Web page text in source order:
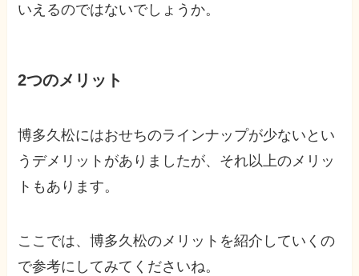
いえるのではないでしょうか。
2つのメリット
博多久松にはおせちのラインナップが少ないとい
うデメリットがありましたが、それ以上のメリッ
トもあります。
ここでは、博多久松のメリットを紹介していくの
で参考にしてみてくださいね。